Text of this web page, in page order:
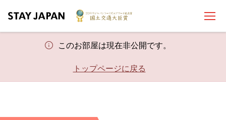
このお部屋は現在非公開です。
トップページに戻る